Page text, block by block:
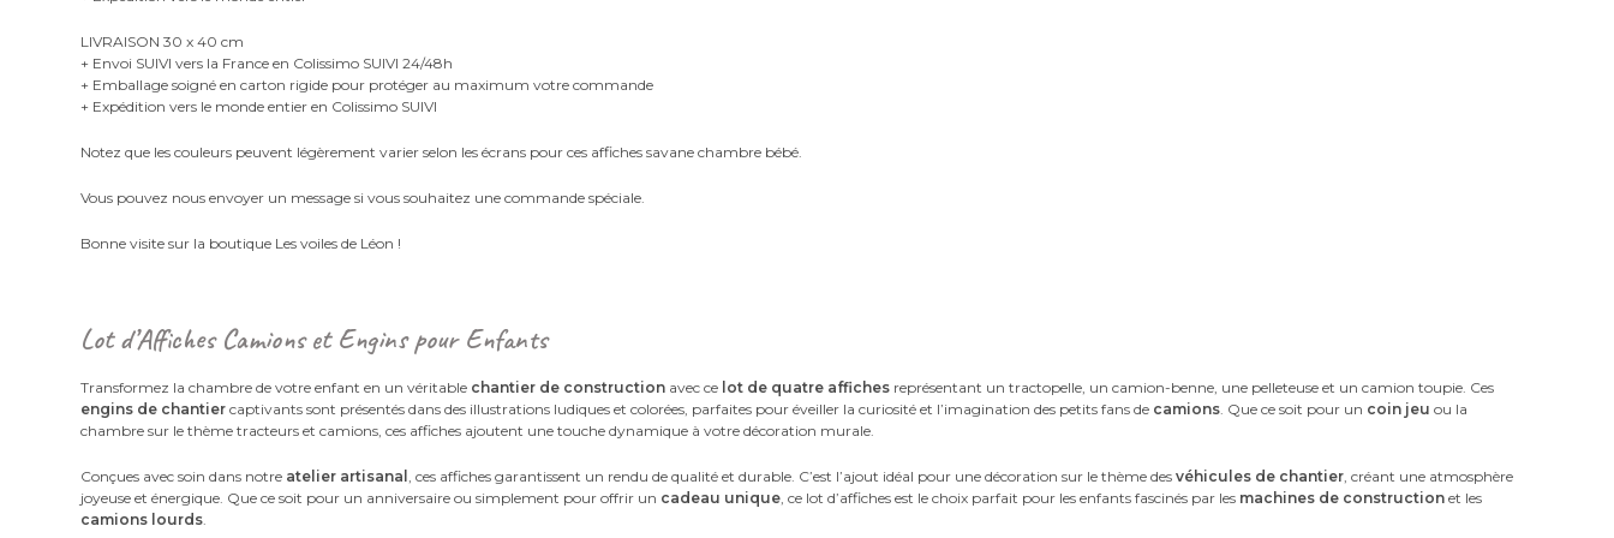
LIVRAISON 30 x 40 cm
+ Envoi SUIVI vers la France en Colissimo SUIVI 24/48h
+ Emballage soigné en carton rigide pour protéger au maximum votre commande
+ Expédition vers le monde entier en Colissimo SUIVI
Notez que les couleurs peuvent légèrement varier selon les écrans pour ces affiches savane chambre bébé.
Vous pouvez nous envoyer un message si vous souhaitez une commande spéciale.
Bonne visite sur la boutique Les voiles de Léon !
Lot d’Affiches Camions et Engins pour Enfants
Transformez la chambre de votre enfant en un véritable chantier de construction avec ce lot de quatre affiches représentant un tractopelle, un camion-benne, une pelleteuse et un camion toupie. Ces
engins de chantier captivants sont présentés dans des illustrations ludiques et colorées, parfaites pour éveiller la curiosité et l’imagination des petits fans de camions . Que ce soit pour un coin jeu ou la
chambre sur le thème tracteurs et camions, ces affiches ajoutent une touche dynamique à votre décoration murale.
Conçues avec soin dans notre atelier artisanal , ces affiches garantissent un rendu de qualité et durable. C’est l’ajout idéal pour une décoration sur le thème desvéhicules de chantier , créant une atmosphère
joyeuse et énergique. Que ce soit pour un anniversaire ou simplement pour offrir un cadeau unique , ce lot d’affiches est le choix parfait pour les enfants fascinés par les machines de construction et les
camions lourds